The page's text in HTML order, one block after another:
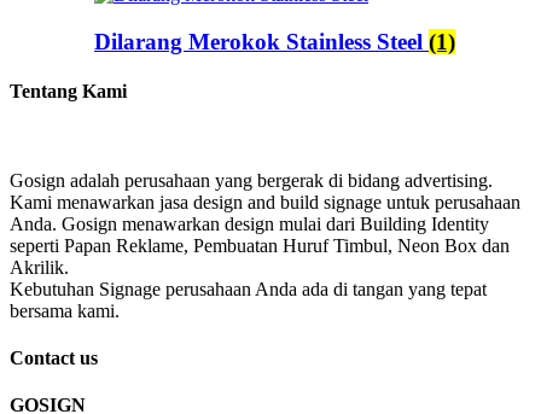
Dilarang Merokok Stainless Steel (1)
Tentang Kami
Gosign adalah perusahaan yang bergerak di bidang advertising.
Kami menawarkan jasa design and build signage untuk perusahaan
Anda. Gosign menawarkan design mulai dari Building Identity
seperti Papan Reklame, Pembuatan Huruf Timbul, Neon Box dan
Akrilik.
Kebutuhan Signage perusahaan Anda ada di tangan yang tepat
bersama kami.
Contact us
GOSIGN